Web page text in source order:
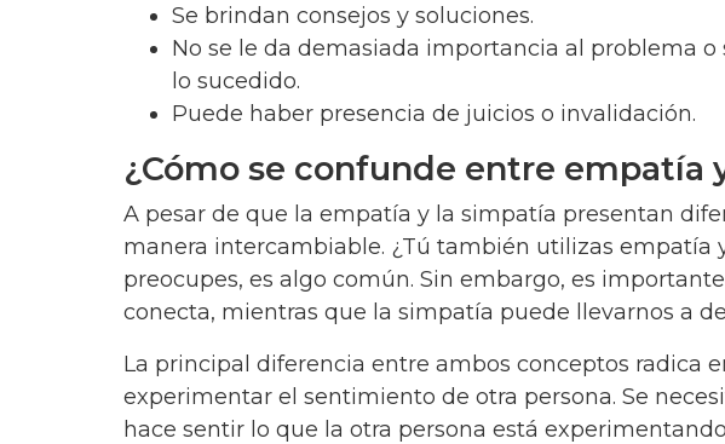
Se brindan consejos y soluciones.
No se le da demasiada importancia al problema
lo sucedido.
Puede haber presencia de juicios o invalidación.
¿Cómo se confunde entre empatía
A pesar de que la empatía y la simpatía presentan
manera intercambiable. ¿Tú también utilizas empatía
preocupes, es algo común. Sin embargo, es
conecta, mientras que la simpatía puede llevarnos a
La principal diferencia entre ambos conceptos radica
experimentar el sentimiento de otra persona. Se
hace sentir lo que la otra persona está